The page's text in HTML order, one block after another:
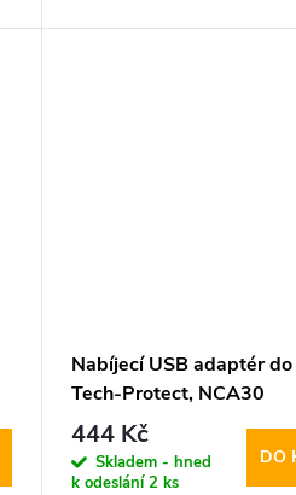
Nabíjecí USB adaptér
Tech-Protect, NCA30
PD30W/QC3.0 + USB-
444 Kč
Skladem - hned
k odeslání2 ks
DO